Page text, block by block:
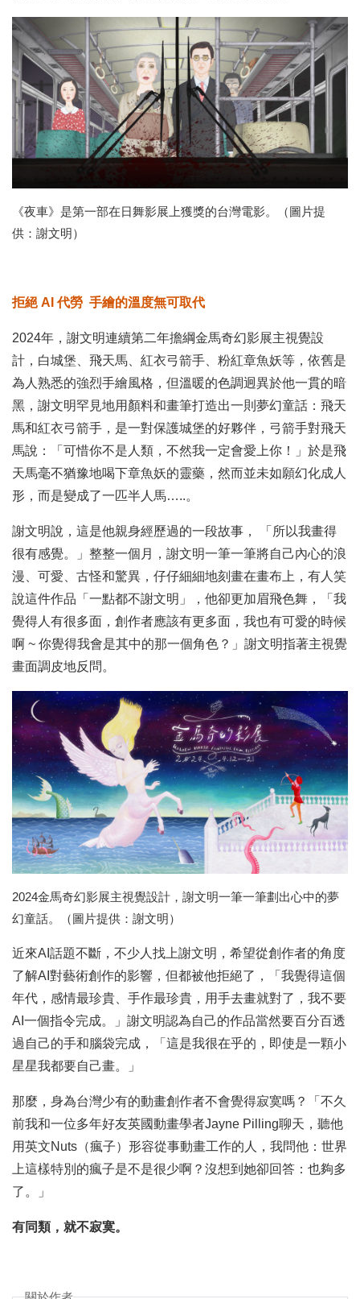
《夜車》是第一部在日舞影展上獲獎的台灣電影。（圖片提
供：謝文明）
拒絕 AI 代勞 手繪的溫度無可取代
2024年，謝文明連續第二年擔綱金馬奇幻影展主視覺設
計，白城堡、飛天馬、紅衣弓箭手、粉紅章魚妖等，依舊是
為人熟悉的強烈手繪風格，但溫暖的色調迥異於他一貫的暗
黑，謝文明罕見地用顏料和畫筆打造出一則夢幻童話：飛天
馬和紅衣弓箭手，是一對保護城堡的好夥伴，弓箭手對飛天
馬說：「可惜你不是人類，不然我一定會愛上你！」於是飛
天馬毫不猶豫地喝下章魚妖的靈藥，然而並未如願幻化成人
形，而是變成了一匹半人馬…..。
謝文明說，這是他親身經歷過的一段故事， 「所以我畫得
很有感覺。」整整一個月，謝文明一筆一筆將自己內心的浪
漫、可愛、古怪和驚異，仔仔細細地刻畫在畫布上，有人笑
說這件作品「一點都不謝文明」，他卻更加眉飛色舞，「我
覺得人有很多面，創作者應該有更多面，我也有可愛的時候
啊 ~ 你覺得我會是其中的那一個角色？」謝文明指著主視覺
畫面調皮地反問。
2024金馬奇幻影展主視覺設計，謝文明一筆一筆劃出心中的夢
幻童話。（圖片提供：謝文明）
近來AI話題不斷，不少人找上謝文明，希望從創作者的角度
了解AI對藝術創作的影響，但都被他拒絕了，「我覺得這個
年代，感情最珍貴、手作最珍貴，用手去畫就對了，我不要
AI一個指令完成。」謝文明認為自己的作品當然要百分百透
過自己的手和腦袋完成，「這是我很在乎的，即使是一顆小
星星我都要自己畫。」
那麼，身為台灣少有的動畫創作者不會覺得寂寞嗎？「不久
前我和一位多年好友英國動畫學者Jayne Pilling聊天，聽他
用英文Nuts（瘋子）形容從事動畫工作的人，我問他：世界
上這樣特別的瘋子是不是很少啊？沒想到她卻回答：也夠多
了。」
有同類，就不寂寞。